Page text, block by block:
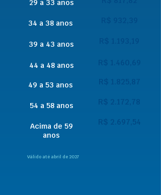
29 a 33 anos
34 a 38 anos
39 a 43 anos
44 a 48 anos
49 a 53 anos
54 a 58 anos
Acima de 59
anos
Válido até abril de 2027
R$ 2.697,54